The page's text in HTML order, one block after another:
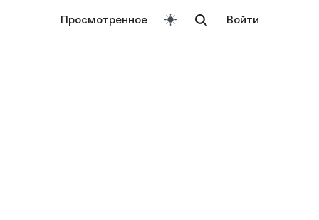
Просмотренное Войти